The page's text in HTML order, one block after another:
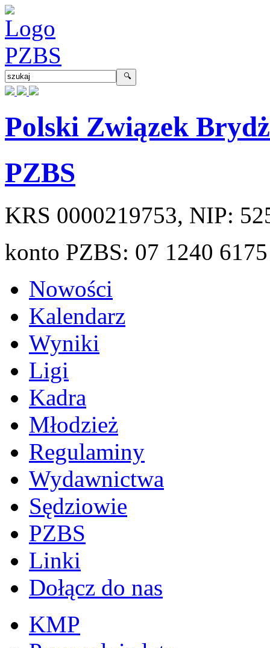
Polski Związek
PZBS
KRS 0000219753, NIP:
konto PZBS: 07 1240
Nowości
Kalendarz
Wyniki
Ligi
Kadra
Młodzież
Regulaminy
Wydawnictwa
Sędziowie
PZBS
Linki
Dołącz do nas
KMP